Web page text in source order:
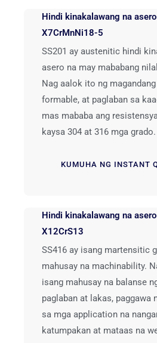
Hindi kinakalawang na
X7CrMnNi18-5
SS201 ay austenitic hindi
asero na may mababang
Nag aalok ito ng
formable, at paglaban sa
mas mababa ang
kaysa 304 at 316 mga grado.
KUMUHA NG INSTANT
Hindi kinakalawang na
X12CrS13
SS416 ay isang martensitic
mahusay na machinability.
isang mahusay na balanse
paglaban at lakas, paggawa
sa mga application na
katumpakan at mataas na